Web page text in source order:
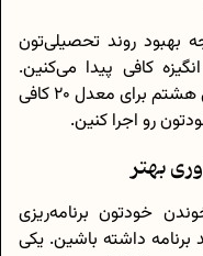
بهبود روند تحصیلی‌تون
کافی پیدا می‌کنین.
بنابراین بدیهیه که تنها برنامه ریزی درسی هشتم برای معدل 20 کافی
رو اجرا کنین.
بهتر
خودتون برنامه‌ریزی
برنامه داشته باشین. یکی